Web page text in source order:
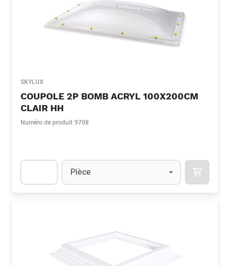
SKYLUX
COUPOLE 2P BOMB ACRYL 100X200CM
CLAIR HH
Numéro de produit 9708
Unité
Pièce